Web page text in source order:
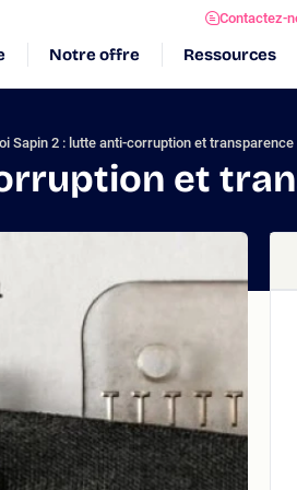
Contactez-
Notre offre Ressources
Sapin 2 : lutte anti-corruption et transparence
et